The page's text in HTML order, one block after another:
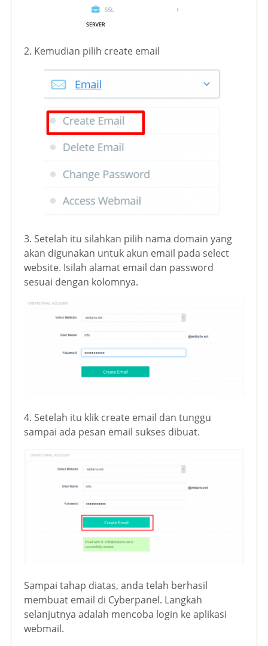
2. Kemudian pilih create email
3. Setelah itu silahkan pilih nama domain yang
akan digunakan untuk akun email pada select
website. Isilah alamat email dan password
sesuai dengan kolomnya.
4. Setelah itu klik create email dan tunggu
sampai ada pesan email sukses dibuat.
Sampai tahap diatas, anda telah berhasil
membuat email di Cyberpanel. Langkah
selanjutnya adalah mencoba login ke aplikasi
webmail.